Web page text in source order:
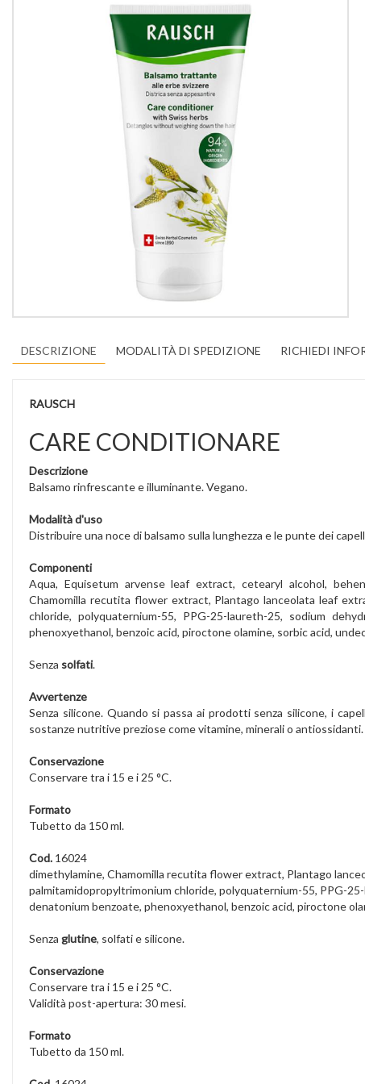
DESCRIZIONE MODALITÀ DI SPEDIZIONE RICHIEDI
RAUSCH
CARE CONDITIONARE
Descrizione
Balsamo rinfrescante e illuminante. Vegano.
Modalità d'uso
Distribuire una noce di balsamo sulla lunghezza e le punte dei
Componenti
Aqua, Equisetum arvense leaf extract, cetearyl alcohol,
Chamomilla recutita flower extract, Plantago lanceolata leaf
chloride, polyquaternium-55, PPG-25-laureth-25, sodium
phenoxyethanol, benzoic acid, piroctone olamine, sorbic acid,
Senza solfati.
Avvertenze
Senza silicone. Quando si passa ai prodotti senza silicone, i
sostanze nutritive preziose come vitamine, minerali o antiossidanti.
Conservazione
Conservare tra i 15 e i 25 °C.
Formato
Tubetto da 150 ml.
Cod. 16024
dimethylamine, Chamomilla recutita flower extract, Plantago
palmitamidopropyltrimonium chloride, polyquaternium-55, PPG-
denatonium benzoate, phenoxyethanol, benzoic acid, piroctone
Senza glutine, solfati e silicone.
Conservazione
Conservare tra i 15 e i 25 °C.
Validità post-apertura: 30 mesi.
Formato
Tubetto da 150 ml.